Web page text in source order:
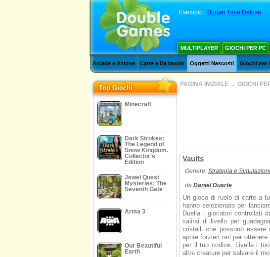
Esempio: Burger Time Deluxe
MULTIPLAYER GIOCHI PER PC
Arcade e Azione Carte e Da tavolo Oggetti Nascosti Giochi per
Top Giochi
Minecraft
Dark Strokes:
The Legend of
Snow Kingdom.
Collector's
Edition
Jewel Quest
Mysteries: The
Seventh Gate
Arma 3
Our Beautiful
Earth
PAGINA INIZIALE → GIOCHI
Vaults
Genere: Strategia e
da Daniel Duarte
Un gioco di ruolo di carte a
hanno selezionato per
Duella i giocatori controllati
salirai di livello per
cristalli che possono essere
aprire forzieri rari per
per il tuo codice. Livella i
altre creature per salvare il